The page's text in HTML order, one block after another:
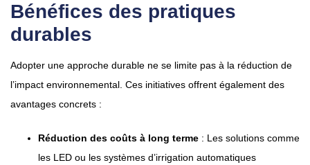
Bénéfices des pratiques
durables
Adopter une approche durable ne se limite pas à la réduction de
l’impact environnemental. Ces initiatives offrent également des
avantages concrets :
Réduction des coûts à long terme : Les solutions comme
les LED ou les systèmes d’irrigation automatiques